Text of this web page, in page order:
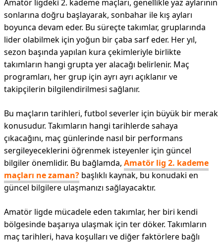
Amatör ligdeki 2. kademe maçları, genellikle yaz aylarının
sonlarına doğru başlayarak, sonbahar ile kış ayları
boyunca devam eder. Bu süreçte takımlar, gruplarında
lider olabilmek için yoğun bir çaba sarf eder. Her yıl,
sezon başında yapılan kura çekimleriyle birlikte
takımların hangi grupta yer alacağı belirlenir. Maç
programları, her grup için ayrı ayrı açıklanır ve
takipçilerin bilgilendirilmesi sağlanır.
Bu maçların tarihleri, futbol severler için büyük bir merak
konusudur. Takımların hangi tarihlerde sahaya
çıkacağını, maç günlerinde nasıl bir performans
sergileyeceklerini öğrenmek isteyenler için güncel
bilgiler önemlidir. Bu bağlamda, Amatör lig 2. kademe
maçları ne zaman? başlıklı kaynak, bu konudaki en
güncel bilgilere ulaşmanızı sağlayacaktır.
Amatör ligde mücadele eden takımlar, her biri kendi
bölgesinde başarıya ulaşmak için ter döker. Takımların
maç tarihleri, hava koşulları ve diğer faktörlere bağlı